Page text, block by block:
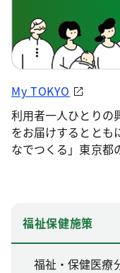
My TOKYO
利用者一人ひとりの
をお届けするととも
なでつくる」東京都
福祉保健施策
福祉・保健医療